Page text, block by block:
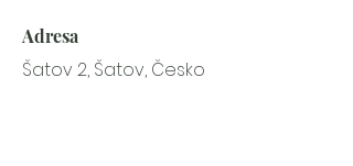
Adresa
Šatov 2, Šatov, Česko